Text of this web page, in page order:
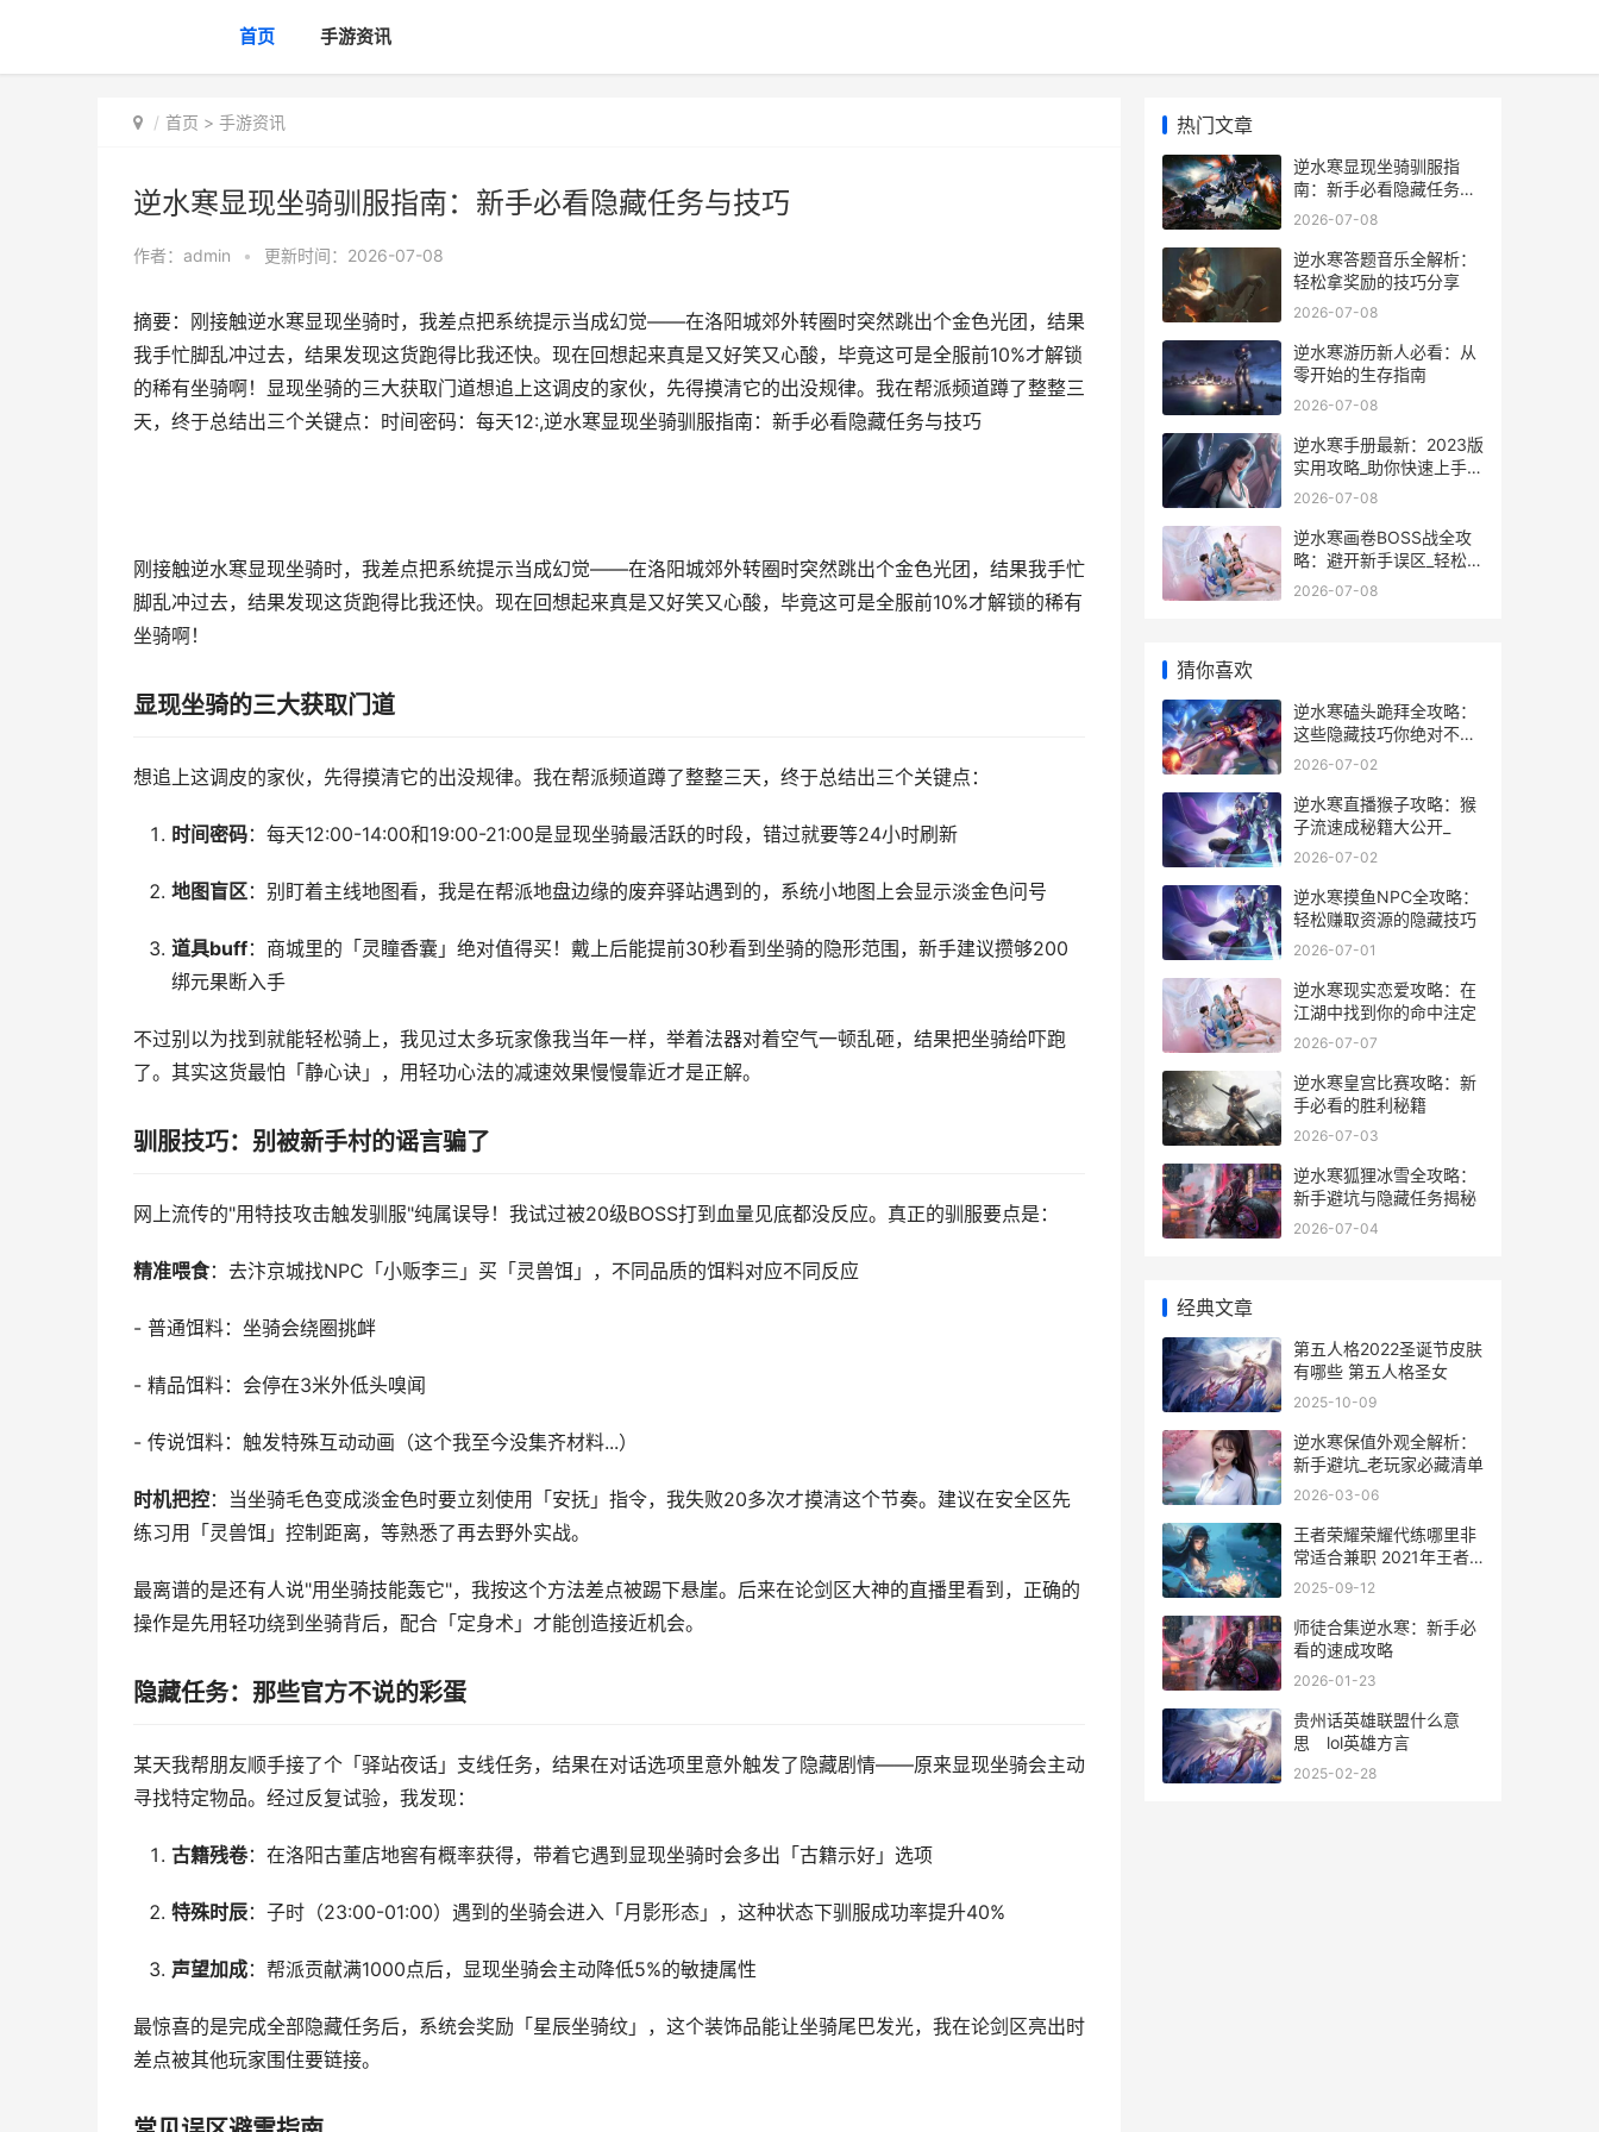
首页 手游资讯
首页 > 手游资讯
逆水寒显现坐骑驯服指南：新手必看隐藏任务与技巧
作者： admin • 更新时间：2026-07-08
摘要：刚接触逆水寒显现坐骑时，我差点把系统提示当成幻觉——在洛阳城郊外转圈时突然跳出个金色光团，结果
我手忙脚乱冲过去，结果发现这货跑得比我还快。现在回想起来真是又好笑又心酸，毕竟这可是全服前10%才解锁
的稀有坐骑啊！显现坐骑的三大获取门道想追上这调皮的家伙，先得摸清它的出没规律。我在帮派频道蹲了整整三
天，终于总结出三个关键点：时间密码：每天12:,逆水寒显现坐骑驯服指南：新手必看隐藏任务与技巧
刚接触逆水寒显现坐骑时，我差点把系统提示当成幻觉——在洛阳城郊外转圈时突然跳出个金色光团，结果我手忙
脚乱冲过去，结果发现这货跑得比我还快。现在回想起来真是又好笑又心酸，毕竟这可是全服前10%才解锁的稀有
坐骑啊！
显现坐骑的三大获取门道
想追上这调皮的家伙，先得摸清它的出没规律。我在帮派频道蹲了整整三天，终于总结出三个关键点：
时间密码：每天12:00-14:00和19:00-21:00是显现坐骑最活跃的时段，错过就要等24小时刷新
地图盲区：别盯着主线地图看，我是在帮派地盘边缘的废弃驿站遇到的，系统小地图上会显示淡金色问号
道具buff：商城里的「灵瞳香囊」绝对值得买！戴上后能提前30秒看到坐骑的隐形范围，新手建议攒够200
绑元果断入手
不过别以为找到就能轻松骑上，我见过太多玩家像我当年一样，举着法器对着空气一顿乱砸，结果把坐骑给吓跑
了。其实这货最怕「静心诀」，用轻功心法的减速效果慢慢靠近才是正解。
驯服技巧：别被新手村的谣言骗了
网上流传的"用特技攻击触发驯服"纯属误导！我试过被20级BOSS打到血量见底都没反应。真正的驯服要点是：
精准喂食：去汴京城找NPC「小贩李三」买「灵兽饵」，不同品质的饵料对应不同反应
- 普通饵料：坐骑会绕圈挑衅
- 精品饵料：会停在3米外低头嗅闻
- 传说饵料：触发特殊互动动画（这个我至今没集齐材料...）
时机把控：当坐骑毛色变成淡金色时要立刻使用「安抚」指令，我失败20多次才摸清这个节奏。建议在安全区先
练习用「灵兽饵」控制距离，等熟悉了再去野外实战。
最离谱的是还有人说"用坐骑技能轰它"，我按这个方法差点被踢下悬崖。后来在论剑区大神的直播里看到，正确的
操作是先用轻功绕到坐骑背后，配合「定身术」才能创造接近机会。
隐藏任务：那些官方不说的彩蛋
某天我帮朋友顺手接了个「驿站夜话」支线任务，结果在对话选项里意外触发了隐藏剧情——原来显现坐骑会主动
寻找特定物品。经过反复试验，我发现：
古籍残卷：在洛阳古董店地窖有概率获得，带着它遇到显现坐骑时会多出「古籍示好」选项
特殊时辰：子时（23:00-01:00）遇到的坐骑会进入「月影形态」，这种状态下驯服成功率提升40%
声望加成：帮派贡献满1000点后，显现坐骑会主动降低5%的敏捷属性
最惊喜的是完成全部隐藏任务后，系统会奖励「星辰坐骑纹」，这个装饰品能让坐骑尾巴发光，我在论剑区亮出时
差点被其他玩家围住要链接。
热门文章
逆水寒显现坐骑驯服指
南：新手必看隐藏任务与
技巧
2026-07-08
逆水寒答题音乐全解析：
轻松拿奖励的技巧分享
2026-07-08
逆水寒游历新人必看：从
零开始的生存指南
2026-07-08
逆水寒手册最新：2023版
实用攻略_助你快速上手和
提升战力
2026-07-08
逆水寒画卷BOSS战全攻
略：避开新手误区_轻松拿
奖励_
2026-07-08
猜你喜欢
逆水寒磕头跪拜全攻略：
这些隐藏技巧你绝对不知
道_
2026-07-02
逆水寒直播猴子攻略：猴
子流速成秘籍大公开_
2026-07-02
逆水寒摸鱼NPC全攻略：
轻松赚取资源的隐藏技巧
2026-07-01
逆水寒现实恋爱攻略：在
江湖中找到你的命中注定
2026-07-07
逆水寒皇宫比赛攻略：新
手必看的胜利秘籍
2026-07-03
逆水寒狐狸冰雪全攻略：
新手避坑与隐藏任务揭秘
2026-07-04
经典文章
第五人格2022圣诞节皮肤
有哪些 第五人格圣女
2025-10-09
逆水寒保值外观全解析：
新手避坑_老玩家必藏清单
2026-03-06
王者荣耀荣耀代练哪里非
常适合兼职 2021年王者
荣耀代练
2025-09-12
师徒合集逆水寒：新手必
看的速成攻略
2026-01-23
贵州话英雄联盟什么意
思 lol英雄方言
2025-02-28